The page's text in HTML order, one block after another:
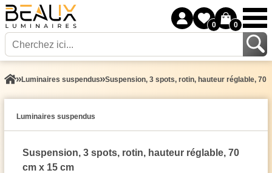
0 0
Luminaires suspendus Suspension, 3 spots, rotin, hauteur réglable, 70
Luminaires suspendus
Suspension, 3 spots, rotin, hauteur réglable, 70
cm x 15 cm